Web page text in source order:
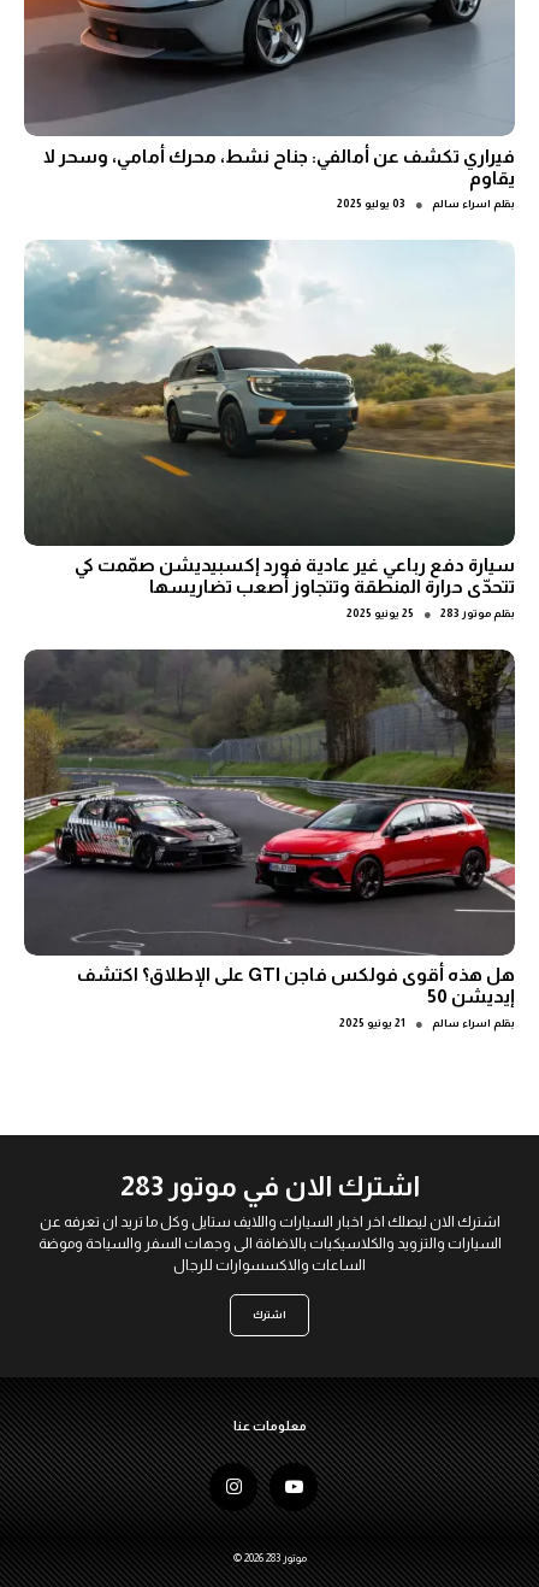
فيراري تكشف عن أمالفي: جناح نشط، محرك أمامي، وسحر لا
يقاوم
بقلم اسراء سالم ● 03 يوليو 2025
سيارة دفع رباعي غير عادية فورد إكسبيديشن صمّمت كي
تتحدّى حرارة المنطقة وتتجاوز أصعب تضاريسها
بقلم موتور 283 ● 25 يونيو 2025
هل هذه أقوى فولكس فاجن GTI على الإطلاق؟ اكتشف
إيديشن 50
بقلم اسراء سالم ● 21 يونيو 2025
اشترك الان في موتور 283
اشترك الان ليصلك اخر اخبار السيارات واللايف ستايل وكل ما تريد ان تعرفه عن
السيارات والتزويد والكلاسيكيات بالاضافة الى وجهات السفر والسياحة وموضة
الساعات والاكسسوارات للرجال
اشترك
معلومات عنا
© 2026 موتور 283